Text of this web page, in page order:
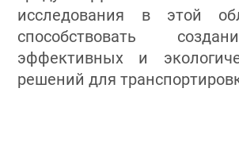
исследования в этой
способствовать
эффективных и
решений для